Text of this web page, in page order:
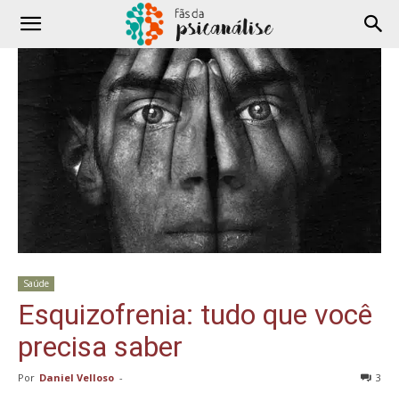
Saúde
Esquizofrenia: tudo que você
precisa saber
Por Daniel Velloso - 3